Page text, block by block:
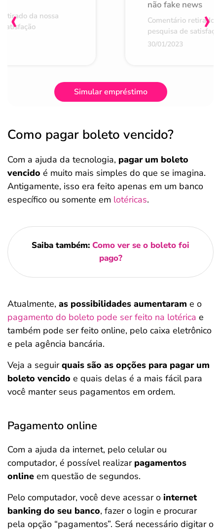
da nossa
não fake news
Comentário retirado
pesquisa de
30/01/2023
‹ ›
Simular empréstimo
Como pagar boleto vencido?
Com a ajuda da tecnologia, pagar um boleto
vencido é muito mais simples do que se imagina.
Antigamente, isso era feito apenas em um banco
específico ou somente em lotéricas.
Saiba também: Como ver se o boleto foi
pago?
Atualmente, as possibilidades aumentaram e o
pagamento do boleto pode ser feito na lotérica e
também pode ser feito online, pelo caixa eletrônico
e pela agência bancária.
Veja a seguirquais são as opções para pagar um
boleto vencido e quais delas é a mais fácil para
você manter seus pagamentos em ordem.
Pagamento online
Com a ajuda da internet, pelo celular ou
computador, é possível realizar pagamentos
online em questão de segundos.
Pelo computador, você deve acessar o internet
banking do seu banco, fazer o login e procurar
pela opção “pagamentos”. Será necessário digitar o